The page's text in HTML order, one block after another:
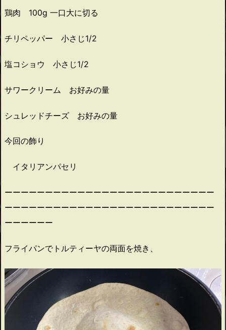
鶏肉 100g 一口大に切る
チリペッパー 小さじ1/2
塩コショウ 小さじ1/2
サワークリーム お好みの量
シュレッドチーズ お好みの量
今回の飾り
イタリアンパセリ
ーーーーーーーーーーーーーーーーーーーーーーーーーー
ーーーーーーーーーーーーーーーーーーーーーーーーーー
ーーーーーー
フライパンでトルティーヤの両面を焼き、